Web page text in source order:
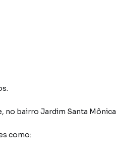
, no bairro Jardim Santa Mônica
como: